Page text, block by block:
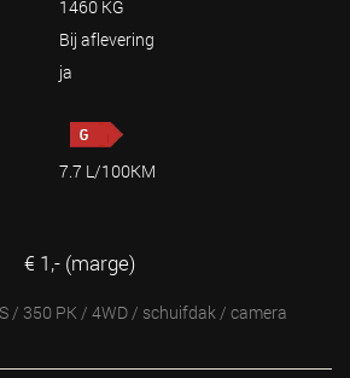
1460 KG
Bij aflevering
ja
7.7 L/100KM
€ 1,- (marge)
/ 350 PK / 4WD / schuifdak / camera